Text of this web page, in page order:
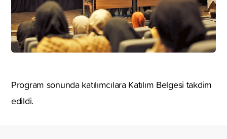
Program sonunda katılımcılara Katılım Belgesi takdim
edildi.